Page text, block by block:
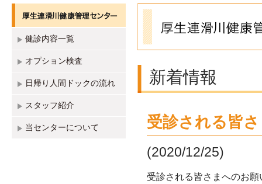
新着情報
受診される皆
(2020/12/25)
受診される皆さまへのお願
健診内容一覧
オプション検査
日帰り人間ドックの流れ
スタッフ紹介
当センターについて